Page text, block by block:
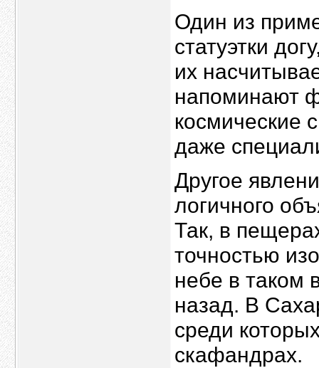
Один из
статуэтки
их
напоминают
космические
даже
Другое
логичного
Так, в
точностью
небе в таком
назад. В
среди
скафандрах.